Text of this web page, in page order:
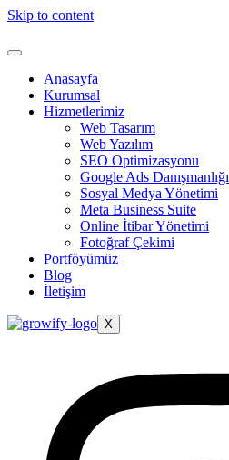
Skip to content
Anasayfa
Kurumsal
Hizmetlerimiz
Web Tasarım
Web Yazılım
SEO Optimizasyonu
Google Ads Danışmanlığı
Sosyal Medya Yönetimi
Meta Business Suite
Online İtibar Yönetimi
Fotoğraf Çekimi
Portföyümüz
Blog
İletişim
X